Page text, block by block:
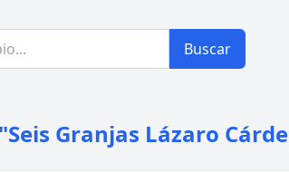
Buscar
"Seis Granjas Lázaro